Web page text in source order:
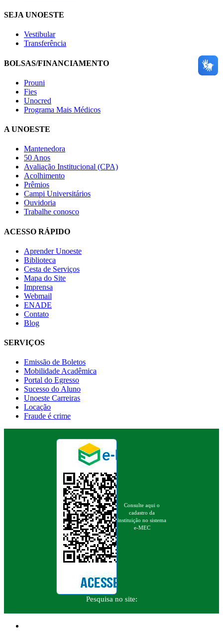
SEJA UNOESTE
Vestibular
Transferência
BOLSAS/FINANCIAMENTO
Prouni
Fies
Unocred
Programa Mais Médicos
A UNOESTE
Mantenedora
50 Anos
Avaliação Institucional (CPA)
Acolhimento
Prêmios
Campi Universitários
Ouvidoria
Trabalhe conosco
ACESSO RÁPIDO
Aprender Unoeste
Biblioteca
Cesta de Serviços
Mapa do Site
Imprensa
Webmail
ENADE
Contato
Blog
SERVIÇOS
Emissão de Boletos
Mobilidade Acadêmica
Portal do Egresso
Sucesso do Aluno
Unoeste Carreiras
Locação
Fraude é crime
Consulte aqui o
cadastro da
instituição no sistema
e-MEC
Pesquisa no site: